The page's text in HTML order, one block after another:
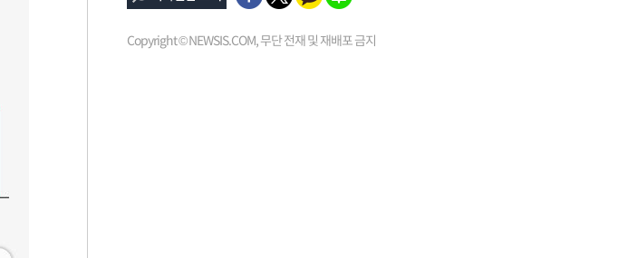
Copyright © NEWSIS.COM, 무단 전재 및 재배포 금지